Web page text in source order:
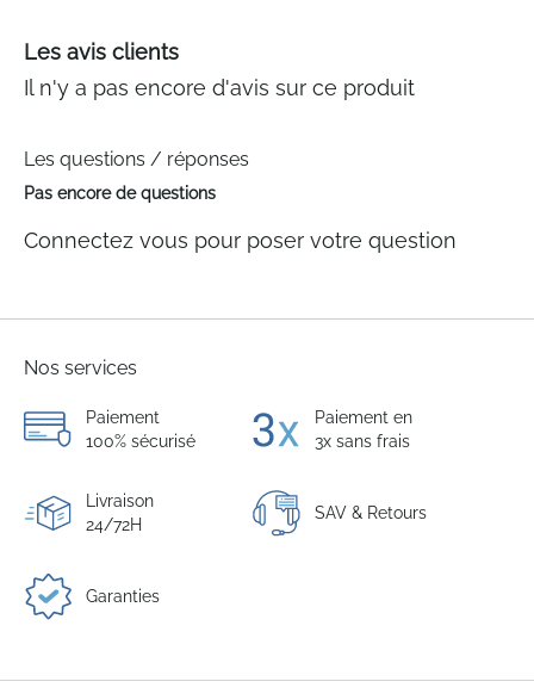
Les avis clients
Il n'y a pas encore d'avis sur ce produit
Les questions / réponses
Pas encore de questions
Connectez vous pour poser votre question
Nos services
Paiement
100% sécurisé
Paiement en
3x sans frais
Livraison
24/72H
SAV & Retours
Garanties